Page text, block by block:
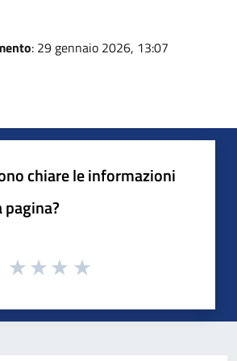
: 29 gennaio 2026, 13:07
chiare le informazioni
pagina?